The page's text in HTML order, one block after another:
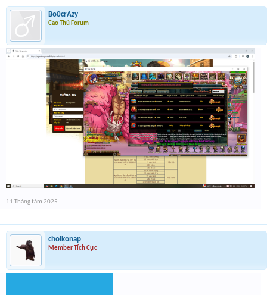
Bo0crAzy
Cao Thủ Forum
11 Tháng tám 2025
choikonap
Member Tích Cực